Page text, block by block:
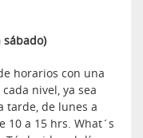
sábado)
horarios con una
nivel, ya sea
tarde, de lunes a
10 a 15 hrs. What´s